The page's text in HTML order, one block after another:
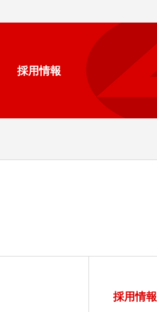
採用情報
採用情報